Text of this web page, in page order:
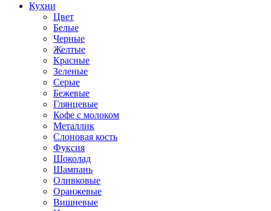
Кухни
Цвет
Белые
Черные
Желтые
Красные
Зеленые
Серые
Бежевые
Глянцевые
Кофе с молоком
Металлик
Слоновая кость
Фуксия
Шоколад
Шампань
Оливковые
Оранжевые
Вишневые